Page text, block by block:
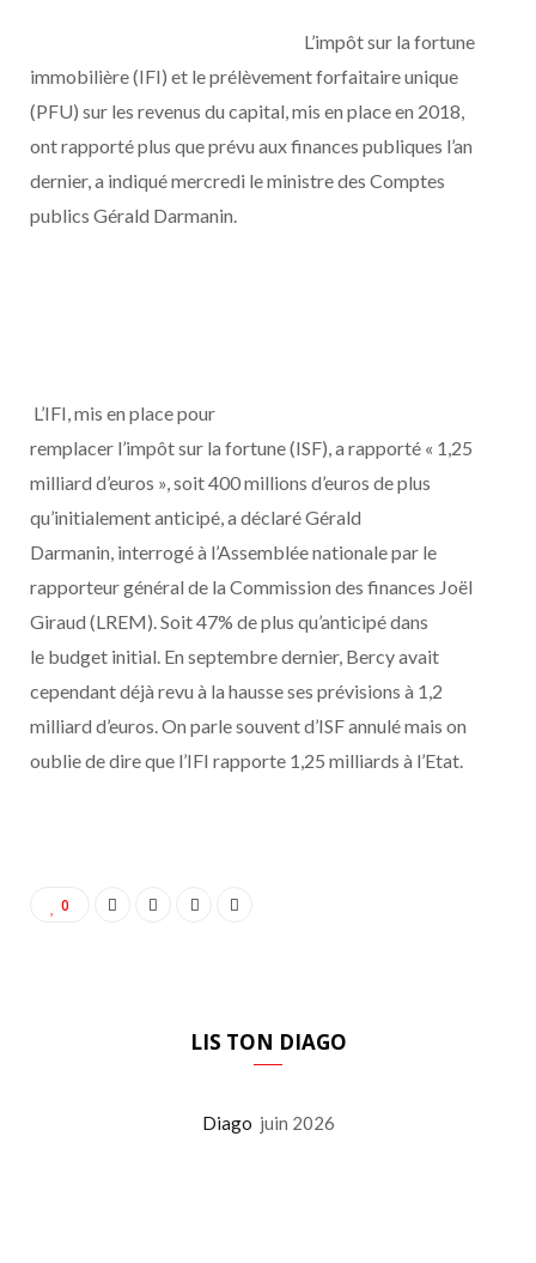
L’impôt sur la fortune
immobilière (IFI) et le prélèvement forfaitaire unique
(PFU) sur les revenus du capital, mis en place en 2018,
ont rapporté plus que prévu aux finances publiques l’an
dernier, a indiqué mercredi le ministre des Comptes
publics Gérald Darmanin.
L’IFI, mis en place pour
remplacer l’impôt sur la fortune (ISF), a rapporté « 1,25
milliard d’euros », soit 400 millions d’euros de plus
qu’initialement anticipé, a déclaré Gérald
Darmanin, interrogé à l’Assemblée nationale par le
rapporteur général de la Commission des finances Joël
Giraud (LREM). Soit 47% de plus qu’anticipé dans
le budget initial. En septembre dernier, Bercy avait
cependant déjà revu à la hausse ses prévisions à 1,2
milliard d’euros. On parle souvent d’ISF annulé mais on
oublie de dire que l’IFI rapporte 1,25 milliards à l’Etat.
0
LIS TON DIAGO
Diago juin 2026